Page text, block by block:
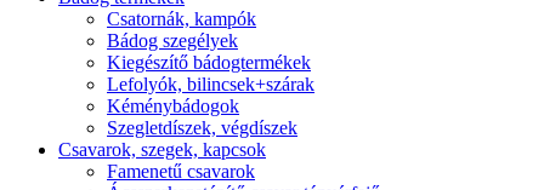
Csatornák, kampók
Bádog szegélyek
Kiegészítő bádogtermékek
Lefolyók, bilincsek+szárak
Kéménybádogok
Szegletdíszek, végdíszek
Csavarok, szegek, kapcsok
Famenetű csavarok